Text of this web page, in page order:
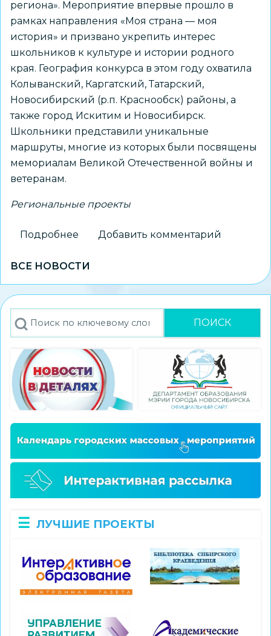
региона». Мероприятие впервые прошло в
рамках направления «Моя страна — моя
история» и призвано укрепить интерес
школьников к культуре и истории родного
края. География конкурса в этом году охватила
Колыванский, Каргатский, Татарский,
Новосибирский (р.п. Краснообск) районы, а
также город Искитим и Новосибирск.
Школьники представили уникальные
маршруты, многие из которых были посвящены
мемориалам Великой Отечественной войны и
ветеранам.
Региональные проекты
Подробнее
школьник
стал
победителем
экскурсионных
«Памятные
места
моего
региона»
Добавить комментарий
ВСЕ НОВОСТИ
Поиск
ЛУЧШИЕ ПРОЕКТЫ